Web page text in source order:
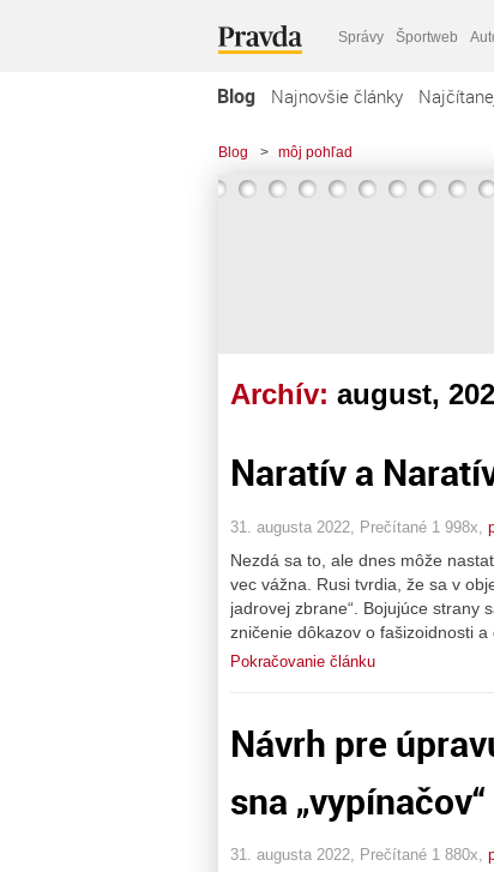
Správy Športweb
Blog Najnovšie články
Blog > môj pohľad
Archív: august,
Naratív a
31. augusta 2022, Prečítané 1 998x,
Nezdá sa to, ale dnes môže
vec vážna. Rusi tvrdia, že sa v
jadrovej zbrane“. Bojujúce strany
zničenie dôkazov o fašizoidnosti
Pokračovanie článku
Návrh pre
sna
31. augusta 2022, Prečítané 1 880x,